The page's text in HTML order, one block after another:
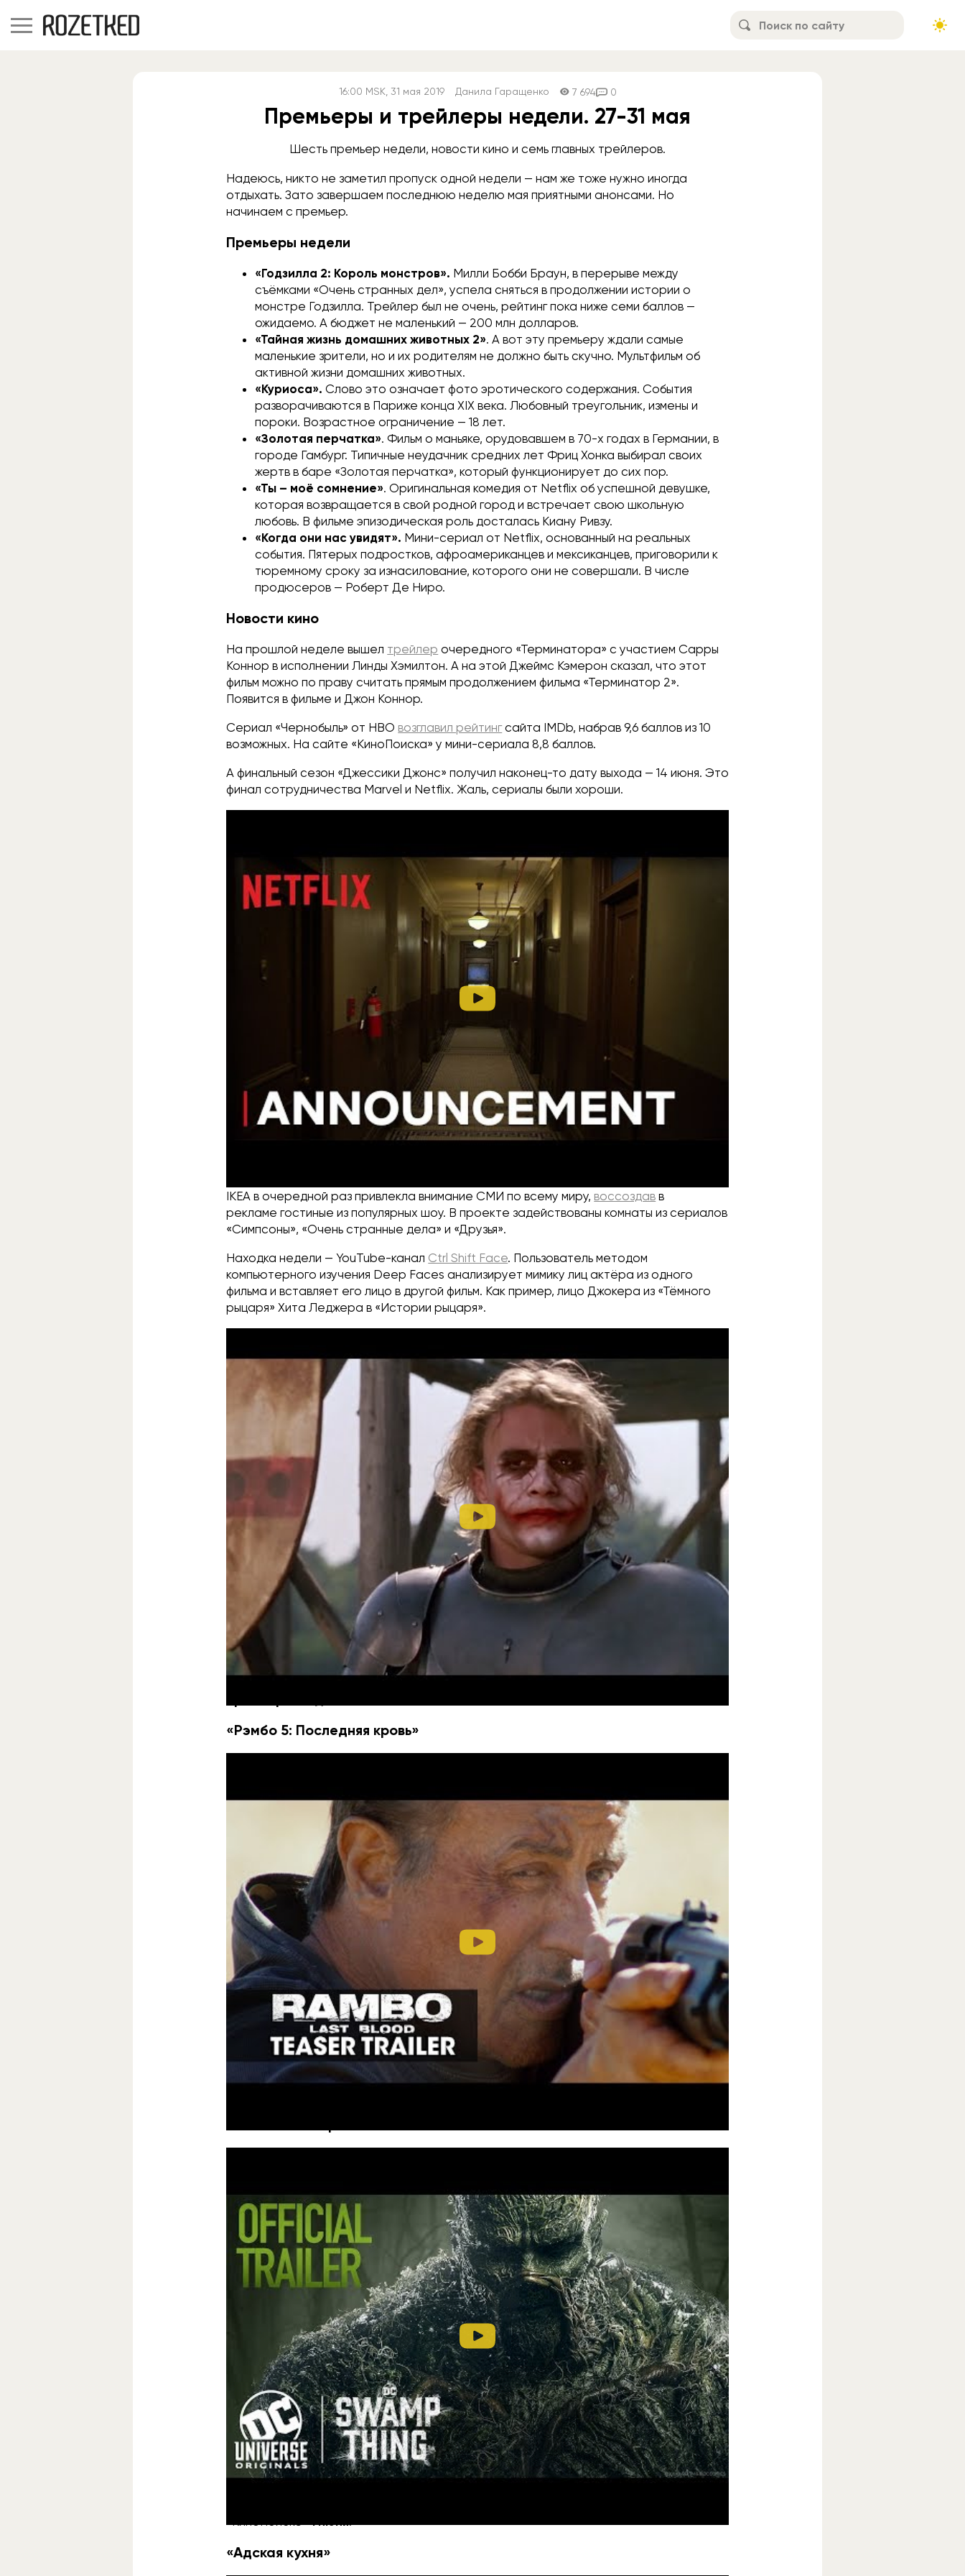
16:00 MSK, 31 мая 2019 Данила Гаращенко 7 694 0
Премьеры и трейлеры недели. 27-31 мая
Шесть премьер недели, новости кино и семь главных трейлеров.
Надеюсь, никто не заметил пропуск одной недели — нам же тоже нужно иногда
отдыхать. Зато завершаем последнюю неделю мая приятными анонсами. Но
начинаем с премьер.
Премьеры недели
«Годзилла 2: Король монстров». Милли Бобби Браун, в перерыве между
съёмками «Очень странных дел», успела сняться в продолжении истории о
монстре Годзилла. Трейлер был не очень, рейтинг пока ниже семи баллов —
ожидаемо. А бюджет не маленький — 200 млн долларов.
«Тайная жизнь домашних животных 2». А вот эту премьеру ждали самые
маленькие зрители, но и их родителям не должно быть скучно. Мультфильм об
активной жизни домашних животных.
«Куриоса».Слово это означает фото эротического содержания. События
разворачиваются в Париже конца XIX века. Любовный треугольник, измены и
пороки. Возрастное ограничение — 18 лет.
«Золотая перчатка». Фильм о маньяке, орудовавшем в 70-х годах в Германии, в
городе Гамбург. Типичные неудачник средних лет Фриц Хонка выбирал своих
жертв в баре «Золотая перчатка», который функционирует до сих пор.
«Ты – моё сомнение». Оригинальная комедия от Netflix об успешной девушке,
которая возвращается в свой родной город и встречает свою школьную
любовь. В фильме эпизодическая роль досталась Киану Ривзу.
«Когда они нас увидят». Мини-сериал от Netflix, основанный на реальных
события. Пятерых подростков, афроамериканцев и мексиканцев, приговорили к
тюремному сроку за изнасилование, которого они не совершали. В числе
продюсеров — Роберт Де Ниро.
Новости кино
На прошлой неделе вышел трейлер очередного «Терминатора» с участием Сарры
Коннор в исполнении Линды Хэмилтон. А на этой Джеймс Кэмерон сказал, что этот
фильм можно по праву считать прямым продолжением фильма «Терминатор 2».
Появится в фильме и Джон Коннор.
Сериал «Чернобыль» от HBO возглавил рейтингсайта IMDb, набрав 9,6 баллов из 10
возможных. На сайте «КиноПоиска» у мини-сериала 8,8 баллов.
А финальный сезон «Джессики Джонс» получил наконец-то дату выхода — 14 июня. Это
финал сотрудничества Marvel и Netflix. Жаль, сериалы были хороши.
В продолжение темы. Поскольку Fox теперь принадлежит Disney, ходят слухи, что
Marvel рассматривает варианты интеграции Дэдпула в киновселенную. Вариантов
IKEA в очередной раз привлекла внимание СМИ по всему миру, воссоздав в
рекламе гостиные из популярных шоу. В проекте задействованы комнаты из сериалов
«Симпсоны», «Очень странные дела» и «Друзья».
Находка недели — YouTube-канал Ctrl Shift Face. Пользователь методом
компьютерного изучения Deep Faces анализирует мимику лиц актёра из одного
фильма и вставляет его лицо в другой фильм. Как пример, лицо Джокера из «Тёмного
рыцаря» Хита Леджера в «Истории рыцаря».
Хорошие новости для тех, кто следит за братством Kingsman. Сейчас проходят
съёмки приквела, события которого происходят во время Первой мировой войны.
После его проката стоит ждать третью часть. Точные даты не называются.
«Рэмбо 5: Последняя кровь»
Джон Рэмбоснова в деле, несмотря на то, что Силвестру Сталлоне 72 года! В этот
раз Джон отправится спасать от рабства девушку, которая отправилась на поиски
Сериал по мотивам комиксов DC. Микробиолог Эбби Аркейн возвращается в родной
город, чтобы бороться с новым смертельным вирусом. Она знакомится с Алеком
«Адская кухня»